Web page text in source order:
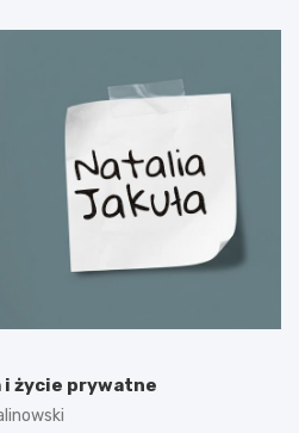
i życie prywatne